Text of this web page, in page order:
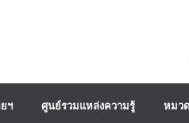
ฯ ศูนย์รวมแหล่งความรู้ หมว